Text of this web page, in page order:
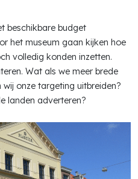
beschikbare budget
het museum gaan kijken hoe
volledig konden inzetten.
Wat als we meer brede
onze targeting uitbreiden?
landen adverteren?